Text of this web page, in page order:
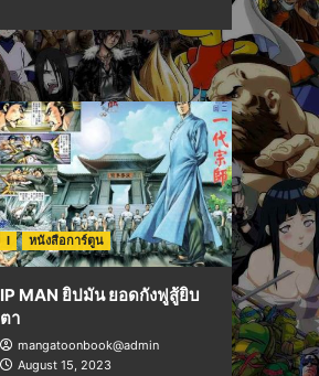
I หนังสือการ์ตูน
IP MAN ยิปมัน ยอดกังฟูสู้ยิบ
ตา
mangatoonbook@admin
August 15, 2023